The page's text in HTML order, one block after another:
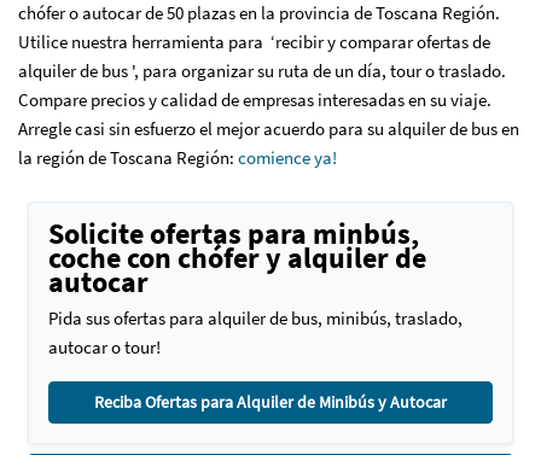
chófer o autocar de 50 plazas en la provincia de Toscana Región.
Utilice nuestra herramienta para ‘recibir y comparar ofertas de
alquiler de bus ', para organizar su ruta de un día, tour o traslado.
Compare precios y calidad de empresas interesadas en su viaje.
Arregle casi sin esfuerzo el mejor acuerdo para su alquiler de bus en
la región de Toscana Región: comience ya!
Solicite ofertas para minbús,
coche con chófer y alquiler de
autocar
Pida sus ofertas para alquiler de bus, minibús, traslado,
autocar o tour!
Reciba Ofertas para Alquiler de Minibús y Autocar